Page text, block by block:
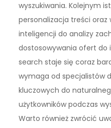
wyszukiwania. Kolejnym
personalizacja treści oraz
inteligencji do analizy
dostosowywania ofert do
search staje się coraz
wymaga od specjalistów
kluczowych do
użytkowników podczas
Warto również zwrócić